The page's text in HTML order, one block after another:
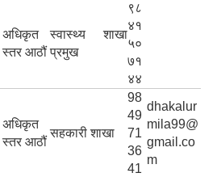
अधिकृत
स्तर आठौं
स्वास्थ्य शाखा
प्रमुख
९८
४१
५०
७१
४४
अधिकृत
स्तर आठौं
सहकारी शाखा
98
49
71
36
41
dhakalur
mila99@
gmail.co
m